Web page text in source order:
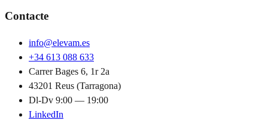
Contacte
info@elevam.es
+34 613 088 633
Carrer Bages 6, 1r 2a
43201 Reus (Tarragona)
Dl-Dv 9:00 — 19:00
LinkedIn